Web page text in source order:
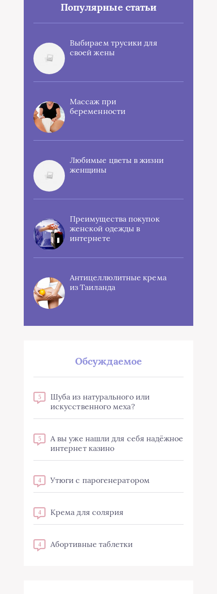
Популярные статьи
Выбираем трусики для
своей жены
Массаж при
беременности
Любимые цветы в жизни
женщины
Преимущества покупок
женской одежды в
интернете
Антицеллюлитные крема
из Таиланда
Обсуждаемое
5
Шуба из натурального или
искусственного меха?
5
А вы уже нашли для себя надёжное
интернет казино
4 Утюги с парогенератором
4 Крема для солярия
4 Абортивные таблетки